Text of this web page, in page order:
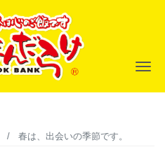
ナ
春は、出会いの季節です。